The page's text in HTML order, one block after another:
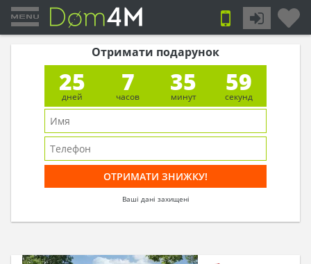
Отримати подарунок
25
дней
7
часов
35
минут
58
секунд
Ваші дані захищені